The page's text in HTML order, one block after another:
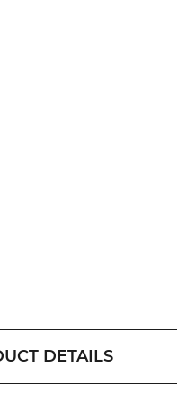
DETAILS